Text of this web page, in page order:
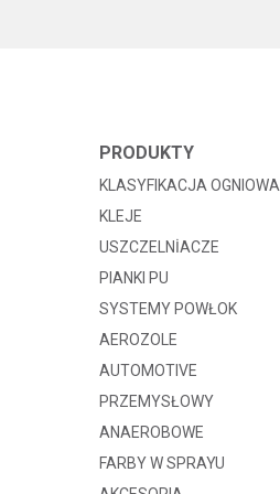
PRODUKTY
KLASYFIKACJA OGNIOWA
KLEJE
USZCZELNİACZE
PIANKI PU
SYSTEMY POWŁOK
AEROZOLE
AUTOMOTIVE
PRZEMYSŁOWY
ANAEROBOWE
FARBY W SPRAYU